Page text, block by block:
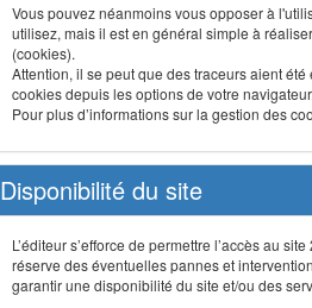
Vous pouvez néanmoins vous opposer à
utilisez, mais il est en général simple à
(cookies).
Attention, il se peut que des traceurs aient
cookies depuis les options de votre navigateur.
Pour plus d’informations sur la gestion des
Disponibilité du site
L’éditeur s’efforce de permettre l’accès au
réserve des éventuelles pannes et
garantir une disponibilité du site et/ou des